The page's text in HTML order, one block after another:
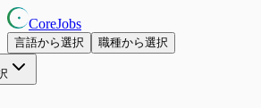
CoreJobs
言語から選択 職種から選択